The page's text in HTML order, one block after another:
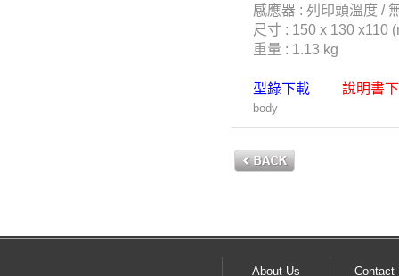
感應器 : 列印頭溫度 /
尺寸 : 150 x 130 x110
重量 : 1.13 kg
型錄下載 說明書
body
About Us Contact